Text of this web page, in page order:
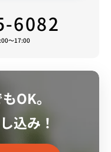
ク店…900m
」にはレストランや
ックなども充実。
憩いの場として親し
6082
～17:00
OK。
込み！